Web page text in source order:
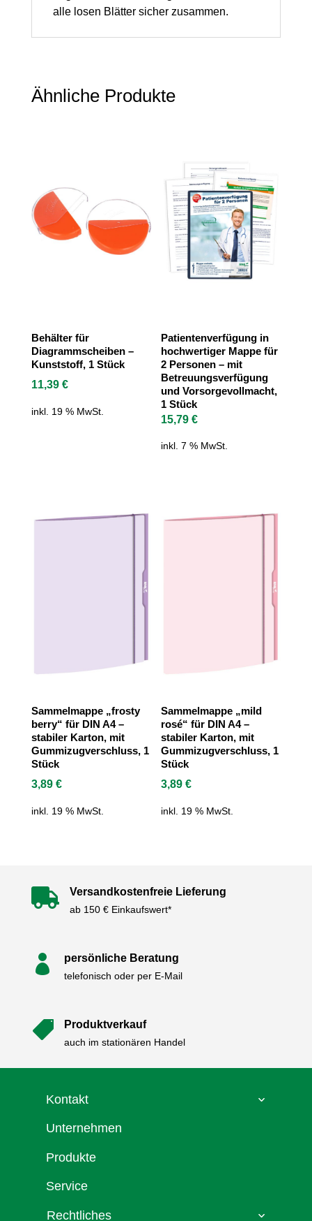
alle losen Blätter sicher zusammen.
Ähnliche Produkte
Behälter für
Diagrammscheiben –
Kunststoff, 1 Stück
11,39 €
inkl. 19 % MwSt.
Patientenverfügung in
hochwertiger Mappe für
2 Personen – mit
Betreuungsverfügung
und Vorsorgevollmacht,
1 Stück
15,79€
inkl. 7 % MwSt.
Sammelmappe „frosty
berry“ für DIN A4 –
stabiler Karton, mit
Gummizugverschluss, 1
Stück
3,89 €
inkl. 19 % MwSt.
Sammelmappe „mild
rosé“ für DIN A4 –
stabiler Karton, mit
Gummizugverschluss, 1
Stück
3,89€
inkl. 19 % MwSt.
 Versandkostenfreie Lieferung
ab 150 € Einkaufswert*
 persönliche Beratung
telefonisch oder per E-Mail
 Produktverkauf
auch im stationären Handel
Kontakt
Unternehmen
Produkte
Service
Rechtliches